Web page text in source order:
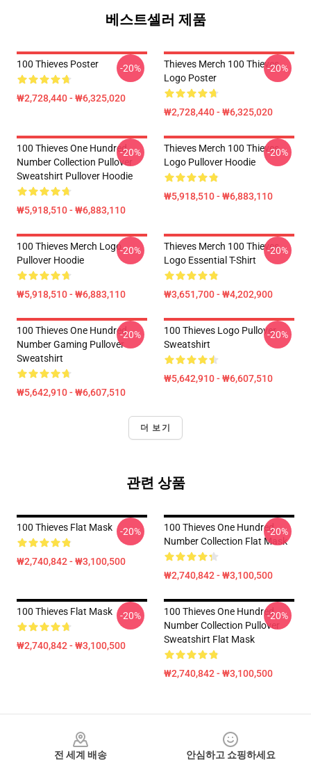
베스트셀러 제품
100 Thieves Poster
₩2,728,440 - ₩6,325,020
-20%
Thieves Merch 100 Thieves
Logo Poster
₩2,728,440 - ₩6,325,020
-20%
100 Thieves One Hundred
Number Collection Pullover
Sweatshirt Pullover Hoodie
₩5,918,510 - ₩6,883,110
-20%
Thieves Merch 100 Thieves
Logo Pullover Hoodie
₩5,918,510 - ₩6,883,110
-20%
100 Thieves Merch Logo
Pullover Hoodie
₩5,918,510 - ₩6,883,110
-20%
Thieves Merch 100 Thieves
Logo Essential T-Shirt
₩3,651,700 - ₩4,202,900
-20%
100 Thieves One Hundred
Number Gaming Pullover
Sweatshirt
₩5,642,910 - ₩6,607,510
-20%
100 Thieves Logo Pullover
Sweatshirt
₩5,642,910 - ₩6,607,510
-20%
더 보기
관련 상품
100 Thieves Flat Mask
₩2,740,842 - ₩3,100,500
-20%
100 Thieves One Hundred
Number Collection Flat Mask
₩2,740,842 - ₩3,100,500
-20%
100 Thieves Flat Mask
₩2,740,842 - ₩3,100,500
-20%
100 Thieves One Hundred
Number Collection Pullover
Sweatshirt Flat Mask
₩2,740,842 - ₩3,100,500
-20%
전 세계 배송
안심하고 쇼핑하세요